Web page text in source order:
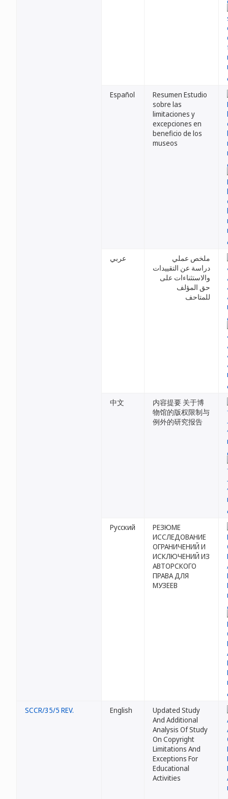
Español
Resumen Estudio
sobre las
limitaciones y
excepciones en
beneficio de los
museos
عربي
ملخص عملي
دراسة عن التقييدات
والاستثناءات على
حق المؤلف
للمتاحف
中文
内容提要 关于博
物馆的版权限制与
例外的研究报告
Русский
РЕЗЮМЕ
ИССЛЕДОВАНИЕ
ОГРАНИЧЕНИЙ И
ИСКЛЮЧЕНИЙ ИЗ
АВТОРСКОГО
ПРАВА ДЛЯ
МУЗЕЕВ
SCCR/35/5 REV. English
Updated Study
And Additional
Analysis Of Study
On Copyright
Limitations And
Exceptions For
Educational
Activities